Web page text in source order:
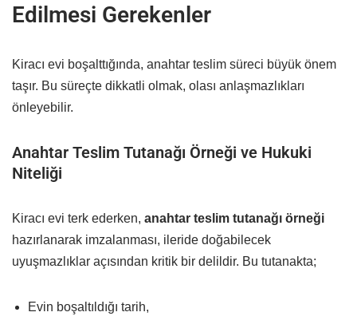
Edilmesi Gerekenler
Kiracı evi boşalttığında, anahtar teslim süreci büyük önem
taşır. Bu süreçte dikkatli olmak, olası anlaşmazlıkları
önleyebilir.
Anahtar Teslim Tutanağı Örneği ve Hukuki
Niteliği
Kiracı evi terk ederken, anahtar teslim tutanağı örneği
hazırlanarak imzalanması, ileride doğabilecek
uyuşmazlıklar açısından kritik bir delildir. Bu tutanakta;
Evin boşaltıldığı tarih,